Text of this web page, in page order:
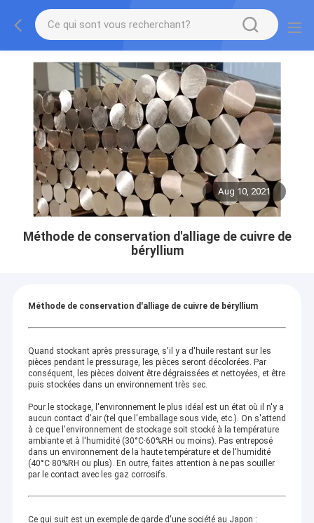
Aug 10, 2021
Méthode de conservation d'alliage de cuivre de
béryllium
Méthode de conservation d'alliage de cuivre de béryllium
Quand stockant après pressurage, s'il y a d'huile restant sur les
pièces pendant le pressurage, les pièces seront décolorées. Par
conséquent, les pièces doivent être dégraissées et nettoyées, et être
puis stockées dans un environnement très sec.
Pour le stockage, l'environnement le plus idéal est un état où il n'y a
aucun contact d'air (tel que l'emballage sous vide, etc.). On s'attend
à ce que l'environnement de stockage soit stocké à la température
ambiante et à l'humidité (30°C·60%RH ou moins). Pas entreposé
dans un environnement de la haute température et de l'humidité
(40°C·80%RH ou plus). En outre, faites attention à ne pas souiller
par le contact avec les gaz corrosifs.
Ce qui suit est un exemple de garde d'une société au Japon :